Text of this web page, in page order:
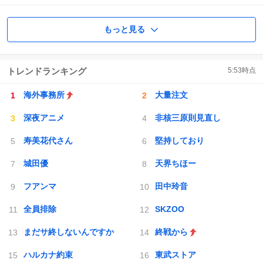
もっと見る
トレンドランキング 5:53時点
海外事務所 大量注文
深夜アニメ 非核三原則見直し
寿美花代さん 堅持しており
城田優 天界ちほー
フアンマ 田中玲音
全員排除 SKZOO
まだサ終しないんですか 終戦から
ハルカナ約束 東武ストア